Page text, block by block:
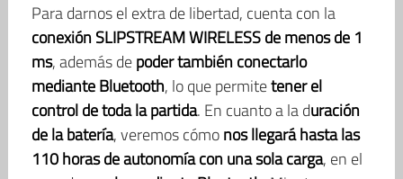
Para darnos el extra de libertad, cuenta con la
conexión SLIPSTREAM WIRELESS de menos de 1
ms, además depoder también conectarlo
mediante Bluetooth, lo que permitetener el
control de toda la partida. En cuanto a la duración
de la batería, veremos cómonos llegará hasta las
110 horas de autonomía con una sola carga, en el